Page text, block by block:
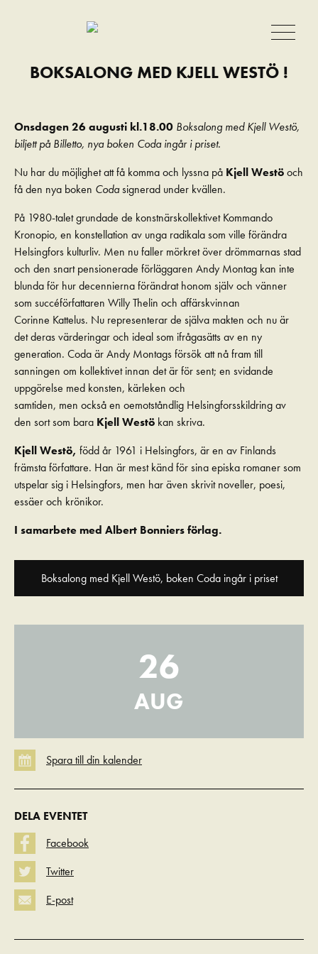
BOKSALONG MED KJELL WESTÖ !
Onsdagen 26 augusti kl.18.00 Boksalong med Kjell Westö,
biljett på Billetto, nya boken Coda ingår i priset.
Nu har du möjlighet att få komma och lyssna på Kjell Westöoch
få den nya boken Codasignerad under kvällen.
På 1980-talet grundade de konstnärskollektivet Kommando
Kronopio, en konstellation av unga radikala som ville förändra
Helsingfors kulturliv. Men nu faller mörkret över drömmarnas stad
och den snart pensionerade förläggaren Andy Montag kan inte
blunda för hur decennierna förändrat honom själv och vänner
som succéförfattaren Willy Thelin och affärskvinnan
Corinne Kattelus. Nu representerar de själva makten och nu är
det deras värderingar och ideal som ifrågasätts av en ny
generation. Coda är Andy Montags försök att nå fram till
sanningen om kollektivet innan det är för sent; en svidande
uppgörelse med konsten, kärleken och
samtiden, men också en oemotståndlig Helsingforsskildring av
den sort som bara Kjell Westö kan skriva.
Kjell Westö, född år 1961 i Helsingfors, är en av Finlands
främsta författare. Han är mest känd för sina episka romaner som
utspelar sig i Helsingfors, men har även skrivit noveller, poesi,
essäer och krönikor.
I samarbete med Albert Bonniers förlag.
Boksalong med Kjell Westö, boken Coda ingår i priset
26
AUG
DELA EVENTET
Facebook
Twitter
E-post